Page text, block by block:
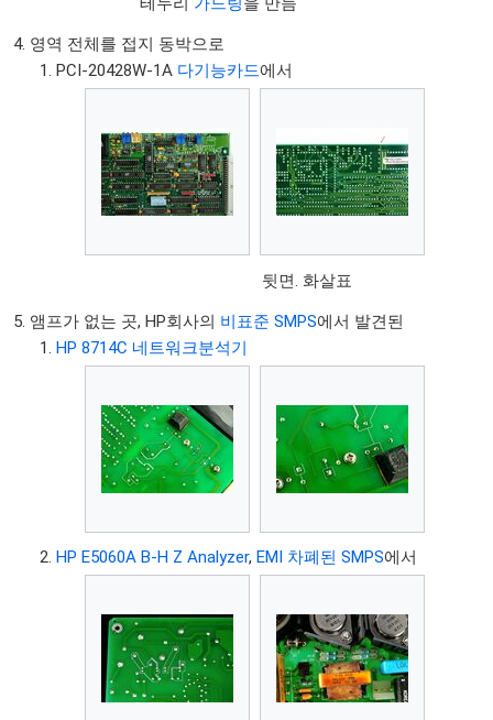
영역 전체를 접지 동박으로
PCI-20428W-1A 다기능카드에서
뒷면. 화살표
앰프가 없는 곳, HP회사의 비표준 SMPS에서 발견된
HP 8714C 네트워크분석기
HP E5060A B-H Z Analyzer,EMI 차폐된 SMPS에서